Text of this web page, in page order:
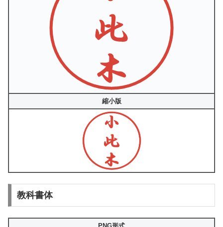
縮小版
教科書体